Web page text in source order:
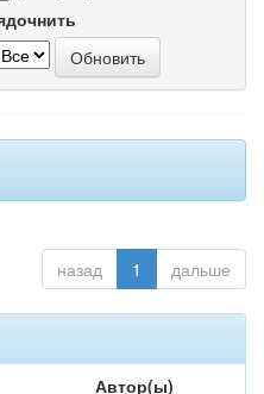
назад 1 дальше
Автор(ы)